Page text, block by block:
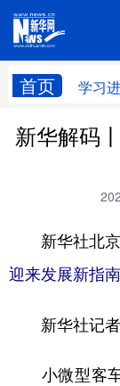
首页 学习
学习进行时
科技
文化
访谈
新华解码
新华社北京
迎来发展新指南
新华社记者
小微型客车